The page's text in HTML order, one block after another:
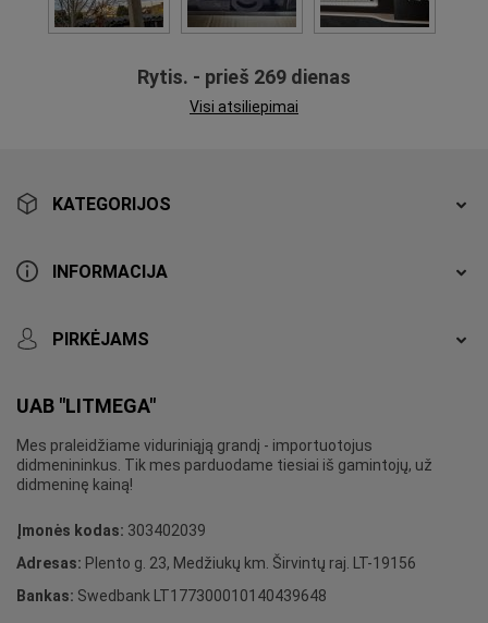
Rytis. - prieš 269 dienas
Visi atsiliepimai
KATEGORIJOS
INFORMACIJA
PIRKĖJAMS
UAB "LITMEGA"
Mes praleidžiame viduriniąją grandį - importuotojus
didmenininkus. Tik mes parduodame tiesiai iš gamintojų, už
didmeninę kainą!
Įmonės kodas: 303402039
Adresas: Plento g. 23, Medžiukų km. Širvintų raj. LT-19156
Bankas: Swedbank LT177300010140439648